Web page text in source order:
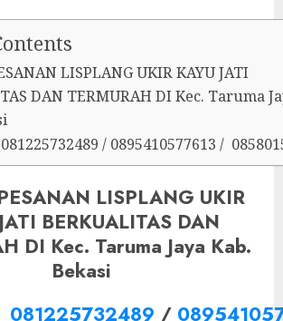
LISPLANG UKIR KAYU JATI
DAN TERMURAH DI Kec. Taruma
/ 0895410577613 /
LISPLANG UKIR
BERKUALITAS DAN
DI Kec. Taruma Jaya Kab.
Bekasi
081225732489 /